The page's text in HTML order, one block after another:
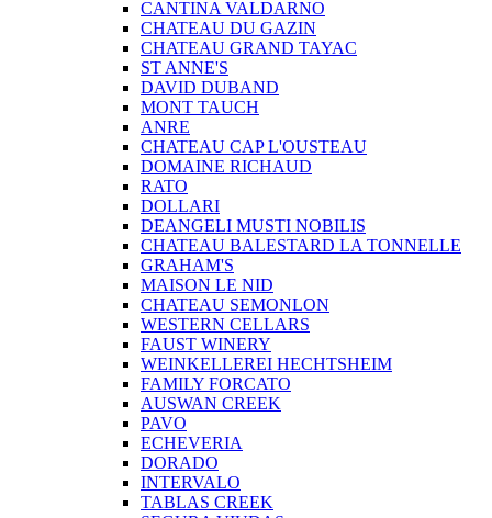
CANTINA VALDARNO
CHATEAU DU GAZIN
CHATEAU GRAND TAYAC
ST ANNE'S
DAVID DUBAND
MONT TAUCH
ANRE
CHATEAU CAP L'OUSTEAU
DOMAINE RICHAUD
RATO
DOLLARI
DEANGELI MUSTI NOBILIS
CHATEAU BALESTARD LA TONNELLE
GRAHAM'S
MAISON LE NID
CHATEAU SEMONLON
WESTERN CELLARS
FAUST WINERY
WEINKELLEREI HECHTSHEIM
FAMILY FORCATO
AUSWAN CREEK
PAVO
ECHEVERIA
DORADO
INTERVALO
TABLAS CREEK